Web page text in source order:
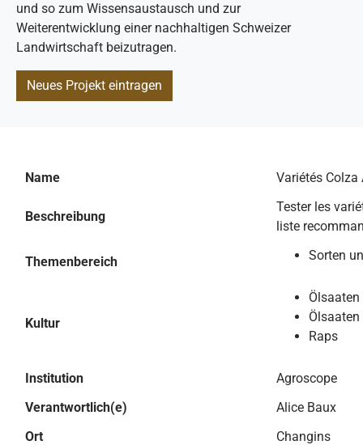
und so zum Wissensaustausch und zur
Weiterentwicklung einer nachhaltigen Schweizer
Landwirtschaft beizutragen.
Neues Projekt eintragen
Name Variétés Colza
Beschreibung
Tester les
liste
Themenbereich Sorten
Kultur
Ölsaaten
Raps
Institution
Agroscope
Verantwortlich(e)
Alice Baux
Ort
Changins